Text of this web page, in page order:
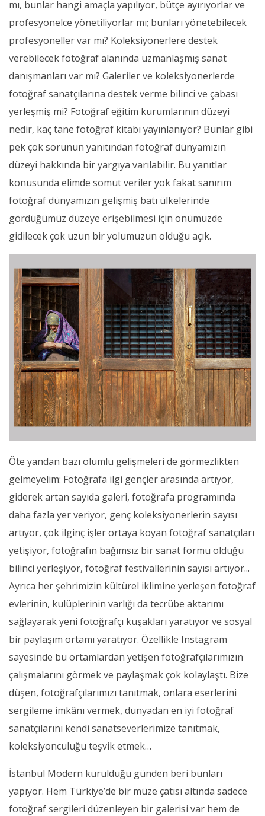
mı, bunlar hangi amaçla yapılıyor, bütçe ayırıyorlar ve
profesyonelce yönetiliyorlar mı; bunları yönetebilecek
profesyoneller var mı? Koleksiyonerlere destek
verebilecek fotoğraf alanında uzmanlaşmış sanat
danışmanları var mı? Galeriler ve koleksiyonerlerde
fotoğraf sanatçılarına destek verme bilinci ve çabası
yerleşmiş mi? Fotoğraf eğitim kurumlarının düzeyi
nedir, kaç tane fotoğraf kitabı yayınlanıyor? Bunlar gibi
pek çok sorunun yanıtından fotoğraf dünyamızın
düzeyi hakkında bir yargıya varılabilir. Bu yanıtlar
konusunda elimde somut veriler yok fakat sanırım
fotoğraf dünyamızın gelişmiş batı ülkelerinde
gördüğümüz düzeye erişebilmesi için önümüzde
gidilecek çok uzun bir yolumuzun olduğu açık.
Öte yandan bazı olumlu gelişmeleri de görmezlikten
gelmeyelim: Fotoğrafa ilgi gençler arasında artıyor,
giderek artan sayıda galeri, fotoğrafa programında
daha fazla yer veriyor, genç koleksiyonerlerin sayısı
artıyor, çok ilginç işler ortaya koyan fotoğraf sanatçıları
yetişiyor, fotoğrafın bağımsız bir sanat formu olduğu
bilinci yerleşiyor, fotoğraf festivallerinin sayısı artıyor...
Ayrıca her şehrimizin kültürel iklimine yerleşen fotoğraf
evlerinin, kulüplerinin varlığı da tecrübe aktarımı
sağlayarak yeni fotoğrafçı kuşakları yaratıyor ve sosyal
bir paylaşım ortamı yaratıyor. Özellikle Instagram
sayesinde bu ortamlardan yetişen fotoğrafçılarımızın
çalışmalarını görmek ve paylaşmak çok kolaylaştı. Bize
düşen, fotoğrafçılarımızı tanıtmak, onlara eserlerini
sergileme imkânı vermek, dünyadan en iyi fotoğraf
sanatçılarını kendi sanatseverlerimize tanıtmak,
koleksiyonculuğu teşvik etmek…
İstanbul Modern kurulduğu günden beri bunları
yapıyor. Hem Türkiye’de bir müze çatısı altında sadece
fotoğraf sergileri düzenleyen bir galerisi var hem de